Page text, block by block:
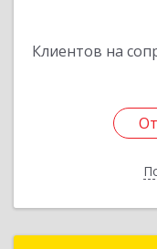
Клиентов на